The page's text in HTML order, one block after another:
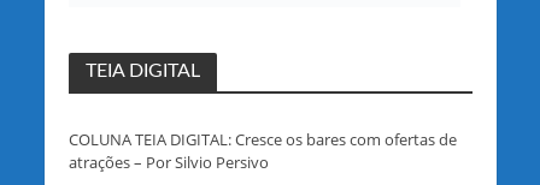
TEIA DIGITAL
COLUNA TEIA DIGITAL: Cresce os bares com ofertas de
atrações – Por Silvio Persivo